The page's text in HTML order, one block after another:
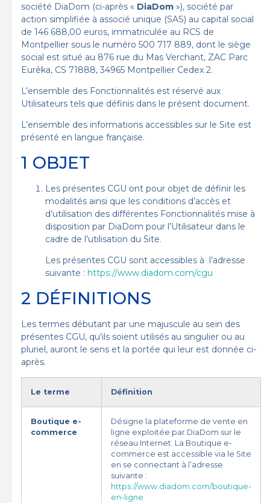
société DiaDom (ci-après « DiaDom »), société par
action simplifiée à associé unique (SAS) au capital social
de 146 688,00 euros, immatriculée au RCS de
Montpellier sous le numéro 500 717 889, dont le siège
social est situé au 876 rue du Mas Verchant, ZAC Parc
Eurêka, CS 71888, 34965 Montpellier Cedex 2.
L’ensemble des Fonctionnalités est réservé aux
Utilisateurs tels que définis dans le présent document.
L’ensemble des informations accessibles sur le Site est
présenté en langue française.
1 OBJET
Les présentes CGU ont pour objet de définir les
modalités ainsi que les conditions d’accès et
d’utilisation des différentes Fonctionnalités mise à
disposition par DiaDom pour l’Utilisateur dans le
cadre de l’utilisation du Site.
Les présentes CGU sont accessibles à l’adresse
suivante : https://www.diadom.com/cgu
2 DÉFINITIONS
Les termes débutant par une majuscule au sein des
présentes CGU, qu’ils soient utilisés au singulier ou au
pluriel, auront le sens et la portée qui leur est donnée ci-
après.
Le terme Définition
Boutique e-
commerce
Désigne la plateforme de vente en
ligne exploitée par DiaDom sur le
réseau Internet. La Boutique e-
commerce est accessible via le Site
en se connectant à l’adresse
suivante :
https://www.diadom.com/boutique-
en-ligne